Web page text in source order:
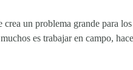
un problema grande para
es trabajar en campo,